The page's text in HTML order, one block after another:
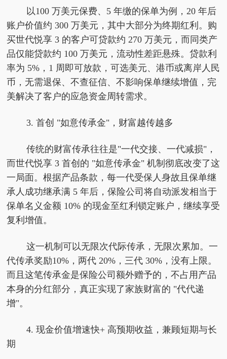
以100 万美元保费、5 年缴的保单为例，20 年后
账户价值约 300 万美元，其中大部分为终期红利。购
买世代悦享 3 的客户可贷款约 270 万美元，而同类产
品仅能贷款约 100 万美元，流动性差距悬殊。贷款利
率为 5%，1 周即可放款，可选美元、港币或离岸人民
币，无需退保、不查征信、不影响保单继续增值，完
美解决了客户的应急资金周转需求。
3. 首创 "如意传承金"，财富越传越多
传统的财富传承往往是"一代交接、一代减损"，
而世代悦享 3 首创的 "如意传承金" 机制彻底改变了这
一局面。根据产品条款，每一代受保人身故且保单继
承人成功继承满 5 年后，保险公司将自动派发相当于
保单名义金额 10% 的现金至红利锁定账户，继续享受
复利增值。
这一机制可以无限次代际传承，无限次累加。一
代传承奖励10%，两代 20%，三代 30%，没有上限。
而且这笔传承金是保险公司额外赠予的，不占用产品
本身的分红部分，真正实现了家族财富的 "代代递
增"。
4. 现金价值增速快+ 高预期收益，兼顾短期与长
期